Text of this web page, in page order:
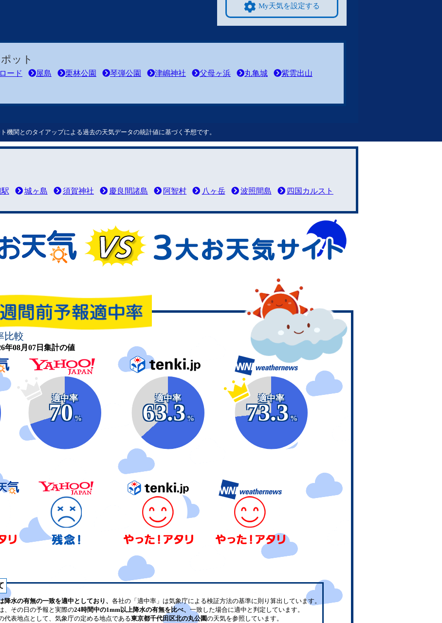
My天気を設定する
ット
ード 屋島 栗林公園 琴弾公園 津嶋神社 父母ヶ浜 丸亀城
紫雲出山
機関とのタイアップによる過去の天気データの統計値に基づく予想です。
城ヶ島 須賀神社 慶良間諸島 阿智村 八ヶ岳 波照間島 四国カルスト
比較
年08月07日集計の値
適中率
70
%
適中率
63.3
%
適中率
73.3
%
降水の有無の一致を適中としており、 各社の「適中率」は気象庁による検証方法の基準に則り算出しています。
、その日の予報と実際の24時間中の1mm以上降水の有無を比べ、 一致した場合に適中と判定しています。
代表地点として、気象庁の定める地点である東京都千代田区北の丸公園の天気を参照しています。